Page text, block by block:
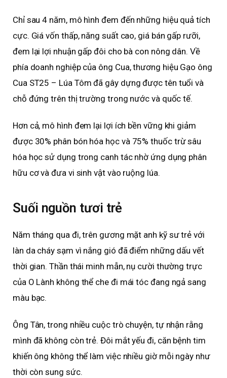
Chỉ sau 4 năm, mô hình đem đến những hiệu quả tích
cực. Giá vốn thấp, năng suất cao, giá bán gấp rưỡi,
đem lại lợi nhuận gấp đôi cho bà con nông dân. Về
phía doanh nghiệp của ông Cua, thương hiệu Gạo ông
Cua ST25 – Lúa Tôm đã gây dựng được tên tuổi và
chỗ đứng trên thị trường trong nước và quốc tế.
Hơn cả, mô hình đem lại lợi ích bền vững khi giảm
được 30% phân bón hóa học và 75% thuốc trừ sâu
hóa học sử dụng trong canh tác nhờ ứng dụng phân
hữu cơ và đưa vi sinh vật vào ruộng lúa.
Suối nguồn tươi trẻ
Năm tháng qua đi, trên gương mặt anh kỹ sư trẻ với
làn da cháy sạm vì nắng gió đã điểm những dấu vết
thời gian. Thần thái minh mẫn, nụ cười thường trực
của O Lành không thể che đi mái tóc đang ngả sang
màu bạc.
Ông Tân, trong nhiều cuộc trò chuyện, tự nhận rằng
mình đã không còn trẻ. Đôi mắt yếu đi, căn bệnh tim
khiến ông không thể làm việc nhiều giờ mỗi ngày như
thời còn sung sức.